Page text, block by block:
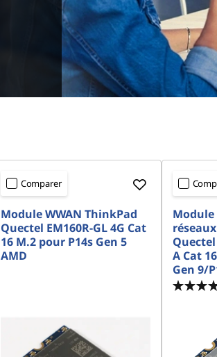
Comparer
Module WWAN ThinkPad
Quectel EM160R-GL 4G Cat
16 M.2 pour P14s Gen 5
AMD
Quectel
A Cat
Gen 9/